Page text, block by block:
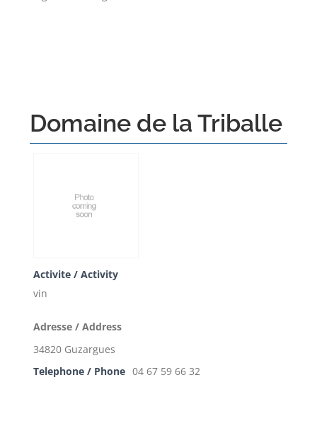
Domaine de la Triballe
Activite / Activity
vin
Adresse / Address
34820 Guzargues
Telephone / Phone 04 67 59 66 32